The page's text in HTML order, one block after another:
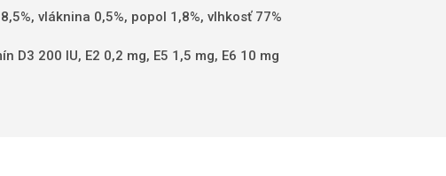
vláknina 0,5%, popol 1,8%, vlhkosť 77%
D3 200 IU, E2 0,2 mg, E5 1,5 mg, E6 10 mg